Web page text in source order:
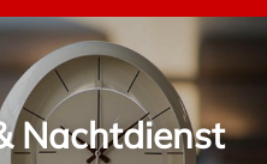
Nachtdienst